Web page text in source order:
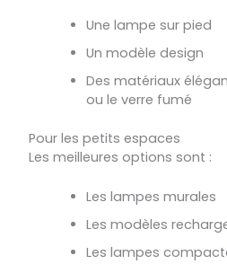
Une lampe sur pied
Un modèle design
Des matériaux
ou le verre fumé
Pour les petits espaces
Les meilleures options sont :
Les lampes murales
Les modèles
Les lampes